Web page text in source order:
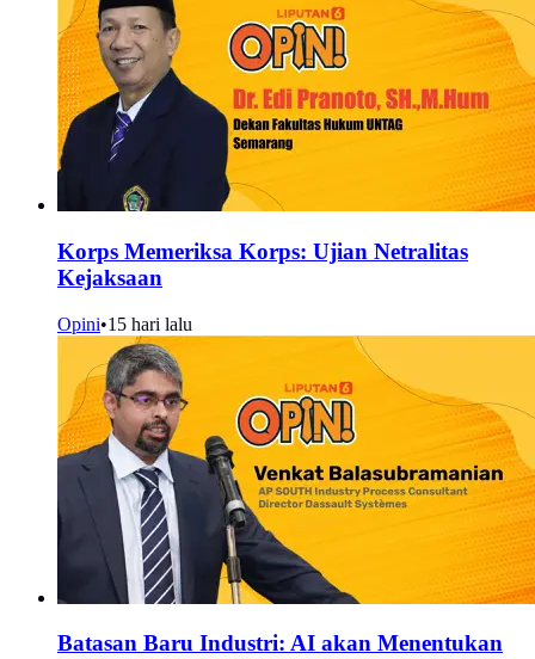
Korps Memeriksa Korps: Ujian Netralitas
Kejaksaan
Opini•15 hari lalu
Batasan Baru Industri: AI akan Menentukan